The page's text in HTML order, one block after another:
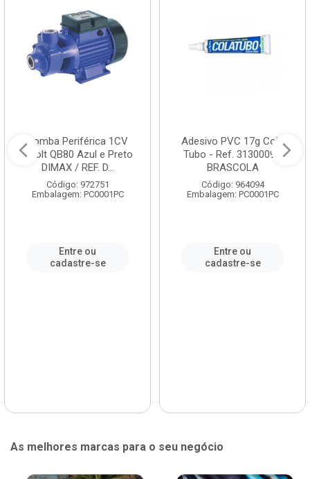
Bomba Periférica 1CV
Bivolt QB80 Azul e Preto
DIMAX / REF. D...
Código: 972751
Embalagem: PC0001PC
Entre ou
cadastre-se
Adesivo PVC 17g Cola
Tubo - Ref. 3130009 -
BRASCOLA
Código: 964094
Embalagem: PC0001PC
Entre ou
cadastre-se
As melhores marcas para o seu negócio